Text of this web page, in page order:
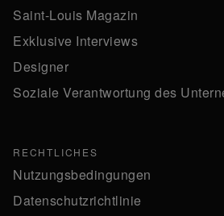
Saint-Louis Magazin
Exklusive Interviews
Designer
Soziale Verantwortung des
RECHTLICHES
Nutzungsbedingungen
Datenschutzrichtlinie